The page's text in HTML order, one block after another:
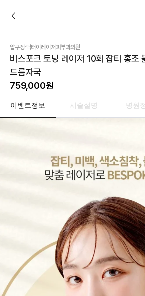
압구정·닥터이레이저피부과의원
비스포크 토닝 레이저 10회 잡티 홍조
드름자국
759,000원
이벤트정보 시술설명 병원